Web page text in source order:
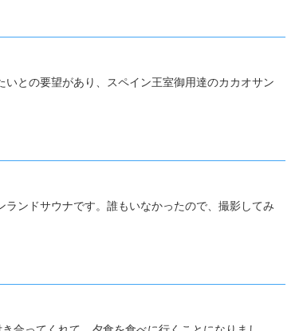
との要望があり、スペイン王室御用達のカカオサン
ンドサウナです。誰もいなかったので、撮影してみ